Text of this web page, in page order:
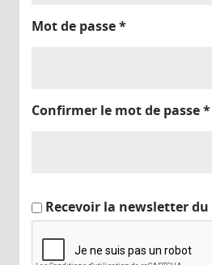
Mot de passe*
Confirmer le mot de passe*
Recevoir la newsletter du